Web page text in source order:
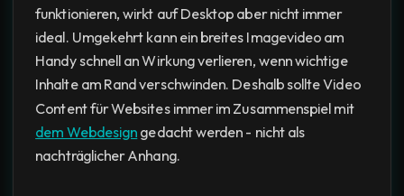
funktionieren, wirkt auf Desktop aber nicht immer
ideal. Umgekehrt kann ein breites Imagevideo am
Handy schnell an Wirkung verlieren, wenn wichtige
Inhalte am Rand verschwinden. Deshalb sollte Video
Content für Websites immer im Zusammenspiel mit
dem Webdesigngedacht werden - nicht als
nachträglicher Anhang.